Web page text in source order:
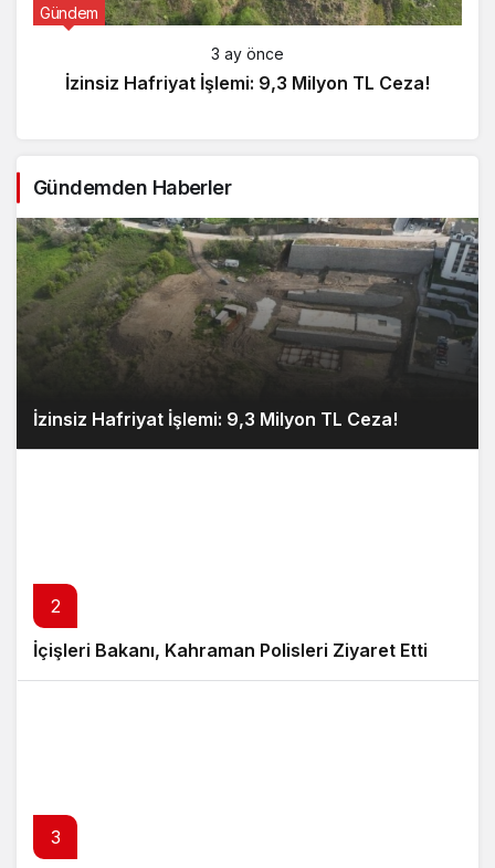
Gündem
3 ay önce
İzinsiz Hafriyat İşlemi: 9,3 Milyon TL Ceza!
Gündemden Haberler
İzinsiz Hafriyat İşlemi: 9,3 Milyon TL Ceza!
2
İçişleri Bakanı, Kahraman Polisleri Ziyaret Etti
3